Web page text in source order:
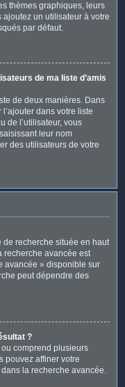
thèmes graphiques, leurs
un utilisateur à votre
par défaut.
de ma liste d’amis
de deux manières. Dans
dans votre liste
de l’utilisateur, vous
leur nom
des utilisateurs de votre
recherche située en haut
recherche avancée est
avancée » disponible sur
peut dépendre des
?
comprend plusieurs
pouvez affiner votre
la recherche avancée.